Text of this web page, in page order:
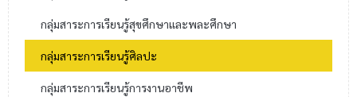
กลุ่มสาระการเรียนรู้สุขศึกษาและพละศึกษา
กลุ่มสาระการเรียนรู้ศิลปะ
กลุ่มสาระการเรียนรู้การงานอาชีพ